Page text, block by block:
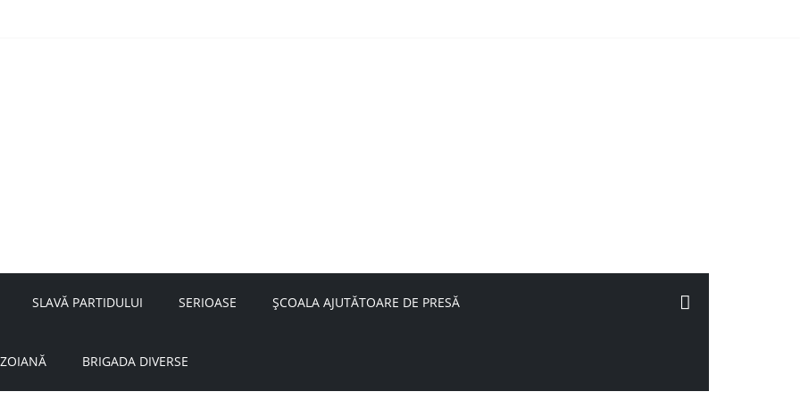
SLAVĂ PARTIDULUI SERIOASE ȘCOALA AJUTĂTOARE DE PRESĂ
BRIGADA DIVERSE